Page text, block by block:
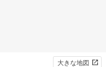
大きな地図